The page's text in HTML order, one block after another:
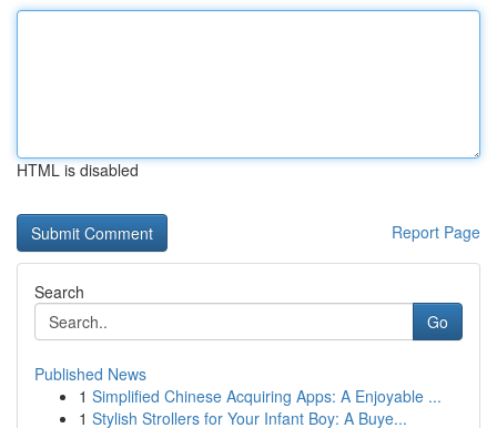
HTML is disabled
Report Page
Search
Go
Published News
1 Simplified Chinese Acquiring Apps: A Enjoyable ...
1 Stylish Strollers for Your Infant Boy: A Buye...